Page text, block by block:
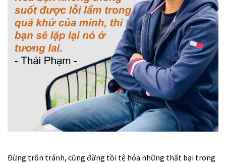
Đừng trốn tránh, cũng đừng tồi tệ hóa những thất bại trong